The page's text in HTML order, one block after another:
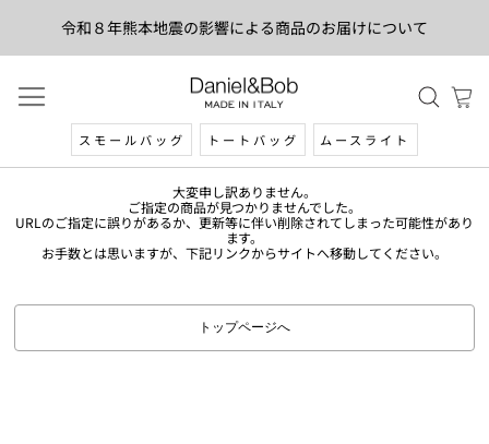
令和８年熊本地震の影響による商品のお届けについて
スモールバッグ トートバッグ ムースライト
大変申し訳ありません。
ご指定の商品が見つかりませんでした。
URLのご指定に誤りがあるか、更新等に伴い削除されてしまった可能性があり
ます。
お手数とは思いますが、下記リンクからサイトへ移動してください。
トップページへ